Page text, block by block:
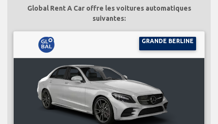
Global Rent A Car offre les voitures automatiques
suivantes:
GRANDE BERLINE